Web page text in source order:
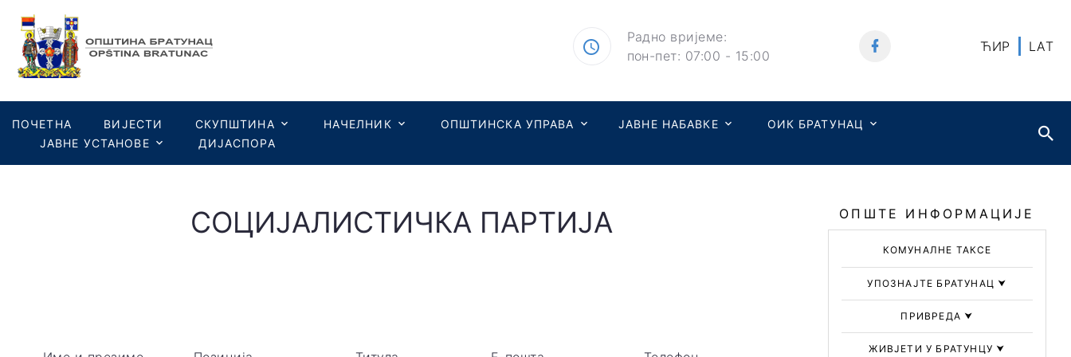
Радно вријеме:
пон-пет: 07:00 - 15:00
ЋИР LAT
ПОЧЕТНА ВИЈЕСТИ СКУПШТИНА НАЧЕЛНИК ОПШТИНСКА УПРАВА ЈАВНЕ НАБАВКЕ
ОИК БРАТУНАЦ
ЈАВНЕ УСТАНОВЕ
ДИЈАСПОРА
СОЦИЈАЛИСТИЧКА ПАРТИЈА ОПШТЕ ИНФОРМАЦИЈЕ
КОМУНАЛНЕ ТАКСЕ
УПОЗНАЈТЕ БРАТУНАЦ ⮟
ПРИВРЕДА ⮟
ЖИВЈЕТИ У БРАТУНЦУ ⮟